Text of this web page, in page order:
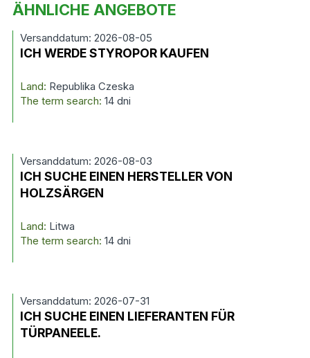
ÄHNLICHE ANGEBOTE
Versanddatum: 2026-08-05
ICH WERDE STYROPOR KAUFEN
Land: Republika Czeska
The term search: 14 dni
Versanddatum: 2026-08-03
ICH SUCHE EINEN HERSTELLER VON
HOLZSÄRGEN
Land: Litwa
The term search: 14 dni
Versanddatum: 2026-07-31
ICH SUCHE EINEN LIEFERANTEN FÜR
TÜRPANEELE.